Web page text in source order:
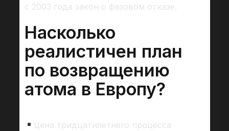
с 2003 года закон о фазовом отказе.
Насколько
реалистичен план
по возвращению
атома в Европу?
Цена тридцатилетнего процесса